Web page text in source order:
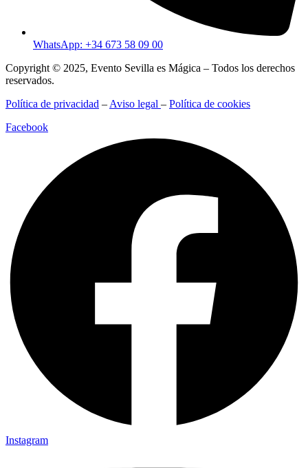
WhatsApp: +34 673 58 09 00
Copyright © 2025, Evento Sevilla es Mágica – Todos los derechos
reservados.
Política de privacidad – Aviso legal – Política de cookies
Facebook
Instagram